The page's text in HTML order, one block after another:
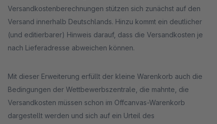
Versandkostenberechnungen stützen sich zunächst auf den
Versand innerhalb Deutschlands. Hinzu kommt ein deutlicher
(und editierbarer) Hinweis darauf, dass die Versandkosten je
nach Lieferadresse abweichen können.
Mit dieser Erweiterung erfüllt der kleine Warenkorb auch die
Bedingungen der Wettbewerbszentrale, die mahnte, die
Versandkosten müssen schon im Offcanvas-Warenkorb
dargestellt werden und sich auf ein Urteil des